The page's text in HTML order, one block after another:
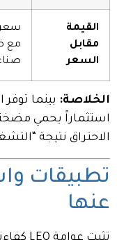
القيمة
مقابل
السعر
مع
الخلاصة:
استثماراً يحمي
الاحتراق نتيجة
تطبيقات
عنها